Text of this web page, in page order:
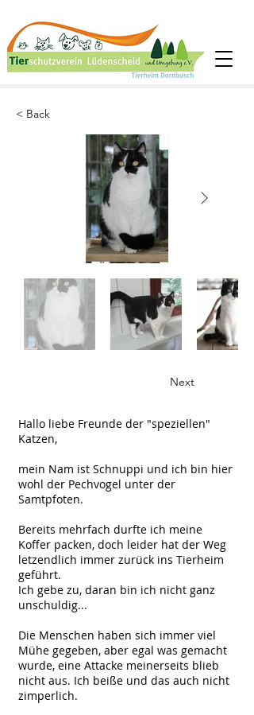
< Back
Next
Hallo liebe Freunde der "speziellen"
Katzen,
mein Nam ist Schnuppi und ich bin hier
wohl der Pechvogel unter der
Samtpfoten.
Bereits mehrfach durfte ich meine
Koffer packen, doch leider hat der Weg
letzendlich immer zurück ins Tierheim
geführt.
Ich gebe zu, daran bin ich nicht ganz
unschuldig...
Die Menschen haben sich immer viel
Mühe gegeben, aber egal was gemacht
wurde, eine Attacke meinerseits blieb
nicht aus. Ich beiße und das auch nicht
zimperlich.